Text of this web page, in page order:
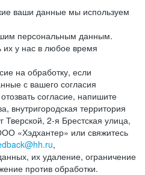
ваши данные мы используем
персональным данным.
их у нас в любое время
на обработку, если
с вашего согласия
согласие, напишите
внутригородская территория
Тверской, 2-я Брестская улица,
«Хэдхантер» или свяжитесь
,
их удаление, ограничение
против обработки.